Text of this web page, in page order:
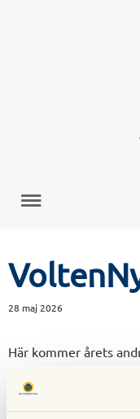
28 maj 2026
Här kommer årets
Som vanligt finns